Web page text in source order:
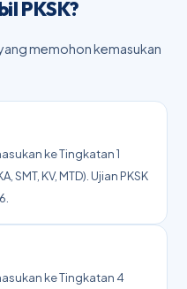
PKSK?
memohon kemasukan
ke Tingkatan 1
SMT, KV, MTD). Ujian PKSK
ke Tingkatan 4